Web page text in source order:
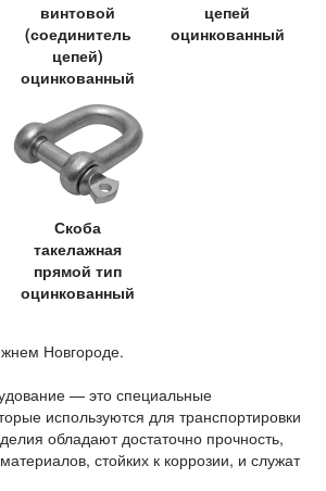
винтовой
(соединитель
цепей)
оцинкованный
цепей
оцинкованный
Скоба
такелажная
прямой тип
оцинкованный
Новгороде.
— это специальные
используются для транспортировки
обладают достаточно прочность,
стойких к коррозии, и служат